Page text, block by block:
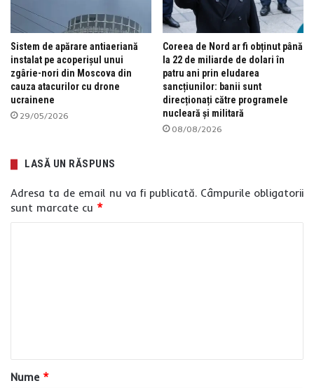
Sistem de apărare antiaeriană
instalat pe acoperișul unui
zgârie-nori din Moscova din
cauza atacurilor cu drone
ucrainene
29/05/2026
Coreea de Nord ar fi obținut până
la 22 de miliarde de dolari în
patru ani prin eludarea
sancțiunilor: banii sunt
direcționați către programele
nucleară și militară
08/08/2026
LASĂ UN RĂSPUNS
Adresa ta de email nu va fi publicată. Câmpurile obligatorii
sunt marcate cu *
a
r
Nume *